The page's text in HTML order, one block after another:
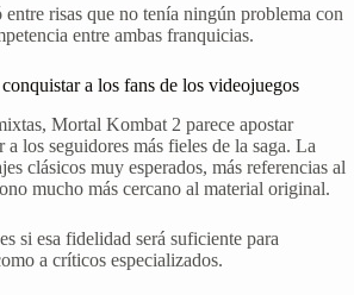
risas que no tenía ningún problema con
entre ambas franquicias.
a los fans de los videojuegos
Mortal Kombat 2 parece apostar
a los seguidores más fieles de la saga. La
clásicos muy esperados, más referencias al
mucho más cercano al material original.
si esa fidelidad será suficiente para
a críticos especializados.